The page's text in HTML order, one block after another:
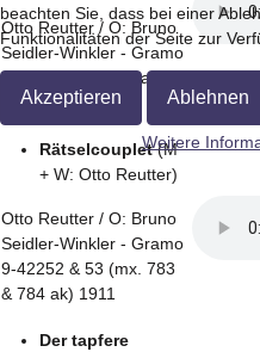
Otto Reutter / O: Bruno
Seidler-Winkler - Gramo
9-42204 (mx. 782 ak)
1911
Rätselcouplet(M
+ W: Otto Reutter)
Otto Reutter / O: Bruno
Seidler-Winkler - Gramo
9-42252 & 53 (mx. 783
& 784 ak) 1911
Der tapfere
beachten Sie, dass bei einer
Funktionalitäten der Seite zur
Akzeptieren Ablehnen
Weitere